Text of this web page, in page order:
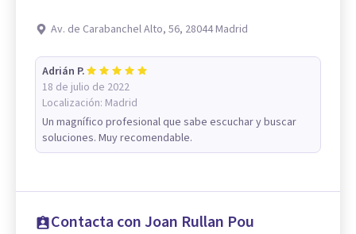
Av. de Carabanchel Alto, 56, 28044 Madrid
Adrián P.
18 de julio de 2022
Localización: Madrid
Un magnífico profesional que sabe escuchar y buscar
soluciones. Muy recomendable.
Contacta con Joan Rullan Pou